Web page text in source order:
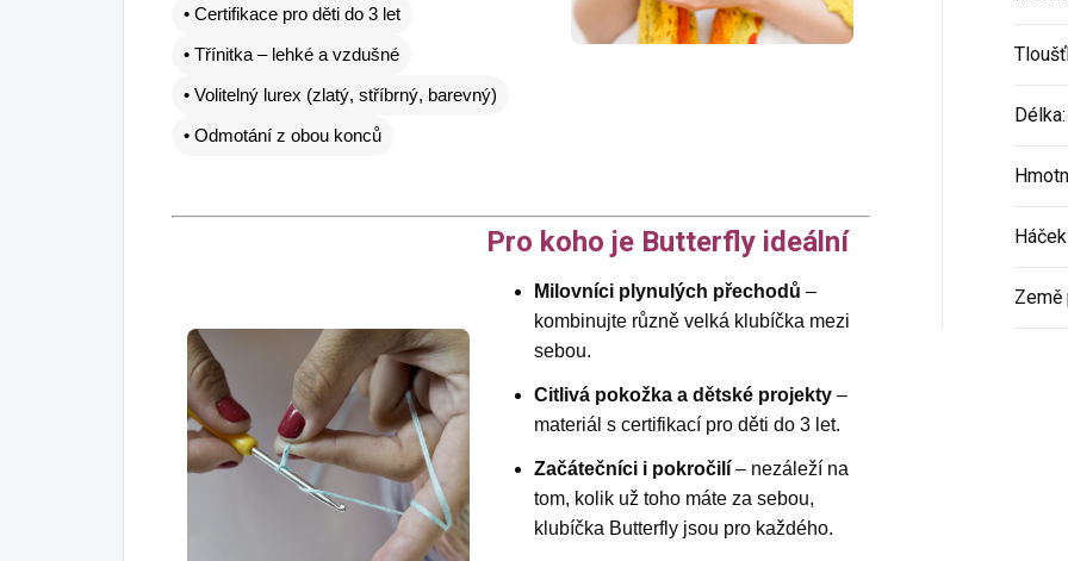
• Certifikace pro děti do 3 let
• Třínitka – lehké a vzdušné
• Volitelný lurex (zlatý, stříbrný, barevný)
• Odmotání z obou konců
Pro koho je Butterfly ideální
Milovníci plynulých přechodů –
kombinujte různě velká klubíčka mezi
sebou.
Citlivá pokožka a dětské projekty–
materiál s certifikací pro děti do 3 let.
Začátečníci i pokročilí– nezáleží na
tom, kolik už toho máte za sebou,
klubíčka Butterfly jsou pro každého.
Délka:
Země